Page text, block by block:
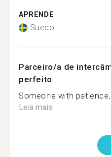
APRENDE
Sueco
Parceiro/a de
perfeito
Someone with
Leia mais